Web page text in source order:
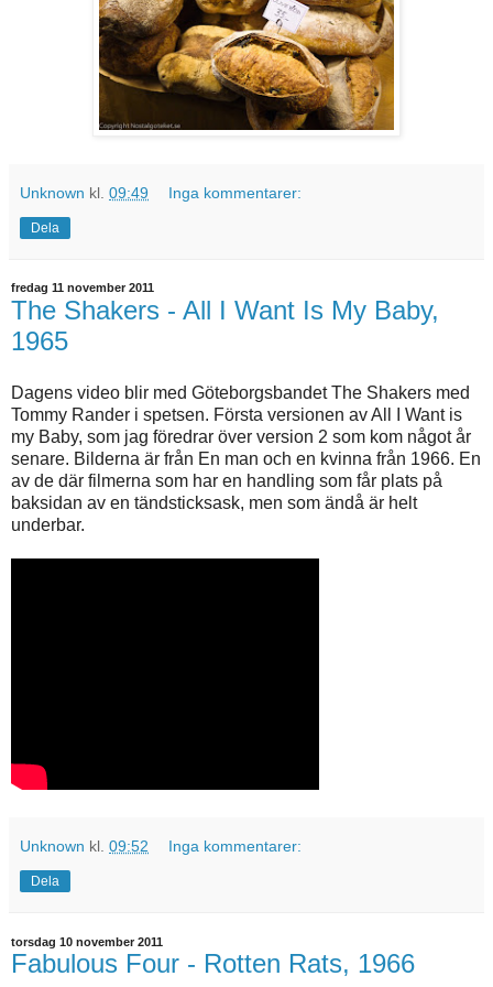
Unknown kl. 09:49 Inga kommentarer:
Dela
fredag 11 november 2011
The Shakers - All I Want Is My Baby,
1965
Dagens video blir med Göteborgsbandet The Shakers med
Tommy Rander i spetsen. Första versionen av All I Want is
my Baby, som jag föredrar över version 2 som kom något år
senare. Bilderna är från En man och en kvinna från 1966. En
av de där filmerna som har en handling som får plats på
baksidan av en tändsticksask, men som ändå är helt
underbar.
Unknown kl. 09:52 Inga kommentarer:
Dela
torsdag 10 november 2011
Fabulous Four - Rotten Rats, 1966